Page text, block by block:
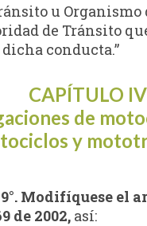
u Organismo
de Tránsito
conducta.”
CAPÍTULO IV
de
y
Modifíquese el
de 2002, así: